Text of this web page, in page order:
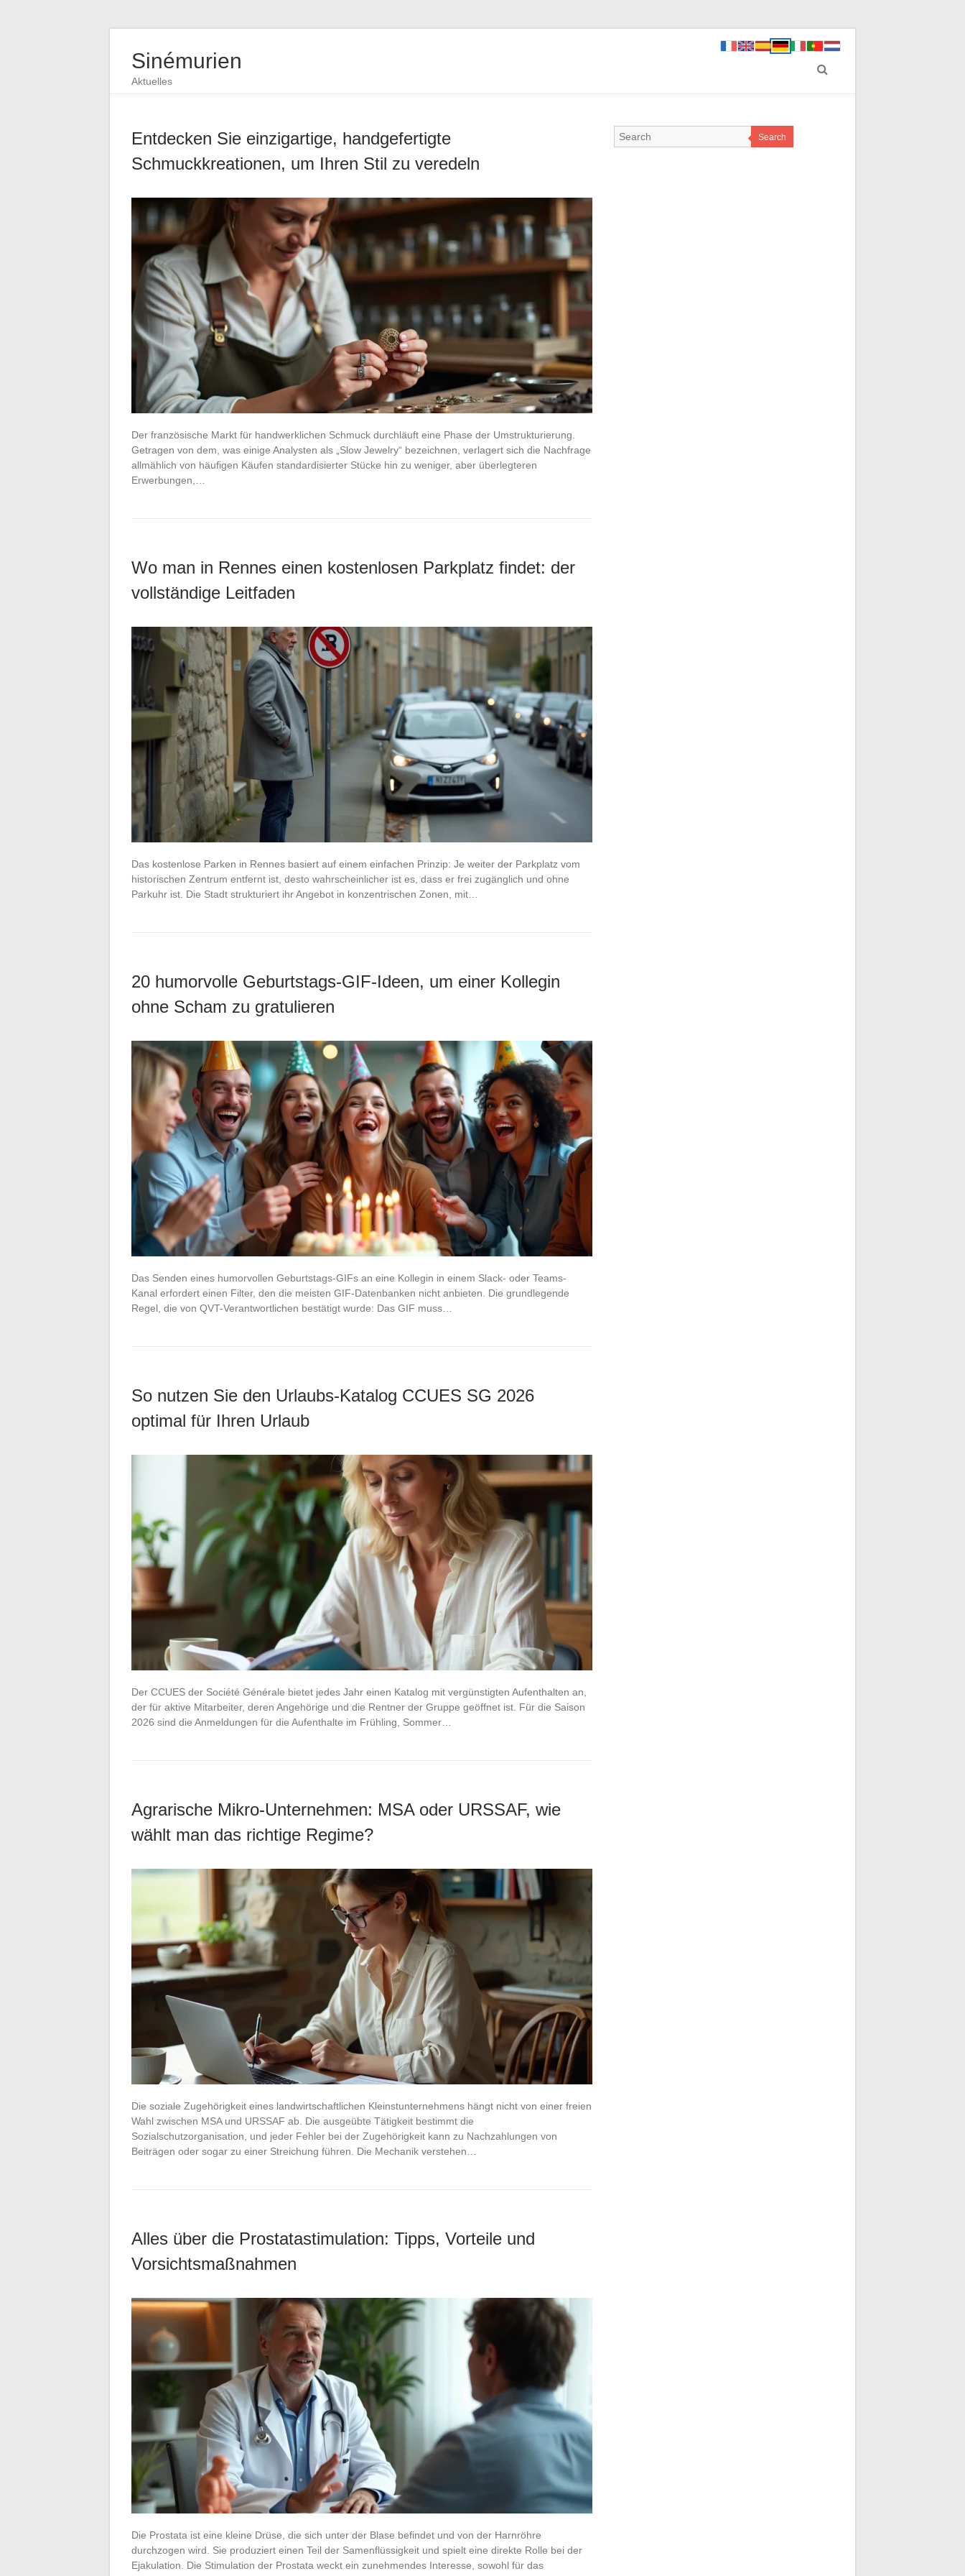
Sinémurien
Aktuelles
Entdecken Sie einzigartige, handgefertigte
Schmuckkreationen, um Ihren Stil zu veredeln
Der französische Markt für handwerklichen Schmuck durchläuft eine Phase der Umstrukturierung.
Getragen von dem, was einige Analysten als „Slow Jewelry“ bezeichnen, verlagert sich die Nachfrage
allmählich von häufigen Käufen standardisierter Stücke hin zu weniger, aber überlegteren
Erwerbungen,…
Wo man in Rennes einen kostenlosen Parkplatz findet: der
vollständige Leitfaden
Das kostenlose Parken in Rennes basiert auf einem einfachen Prinzip: Je weiter der Parkplatz vom
historischen Zentrum entfernt ist, desto wahrscheinlicher ist es, dass er frei zugänglich und ohne
Parkuhr ist. Die Stadt strukturiert ihr Angebot in konzentrischen Zonen, mit…
20 humorvolle Geburtstags-GIF-Ideen, um einer Kollegin
ohne Scham zu gratulieren
Das Senden eines humorvollen Geburtstags-GIFs an eine Kollegin in einem Slack- oder Teams-
Kanal erfordert einen Filter, den die meisten GIF-Datenbanken nicht anbieten. Die grundlegende
Regel, die von QVT-Verantwortlichen bestätigt wurde: Das GIF muss…
So nutzen Sie den Urlaubs-Katalog CCUES SG 2026
optimal für Ihren Urlaub
Der CCUES der Société Générale bietet jedes Jahr einen Katalog mit vergünstigten Aufenthalten an,
der für aktive Mitarbeiter, deren Angehörige und die Rentner der Gruppe geöffnet ist. Für die Saison
2026 sind die Anmeldungen für die Aufenthalte im Frühling, Sommer…
Agrarische Mikro-Unternehmen: MSA oder URSSAF, wie
wählt man das richtige Regime?
Die soziale Zugehörigkeit eines landwirtschaftlichen Kleinstunternehmens hängt nicht von einer freien
Wahl zwischen MSA und URSSAF ab. Die ausgeübte Tätigkeit bestimmt die
Sozialschutzorganisation, und jeder Fehler bei der Zugehörigkeit kann zu Nachzahlungen von
Beiträgen oder sogar zu einer Streichung führen. Die Mechanik verstehen…
Alles über die Prostatastimulation: Tipps, Vorteile und
Vorsichtsmaßnahmen
Die Prostata ist eine kleine Drüse, die sich unter der Blase befindet und von der Harnröhre
durchzogen wird. Sie produziert einen Teil der Samenflüssigkeit und spielt eine direkte Rolle bei der
Ejakulation. Die Stimulation der Prostata weckt ein zunehmendes Interesse, sowohl für das
Search